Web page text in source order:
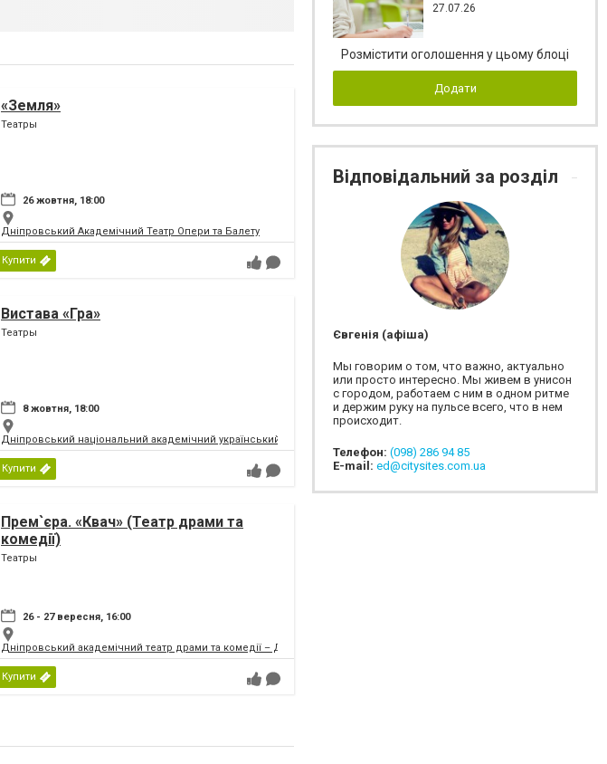
«Земля»
Театры
26 жовтня, 18:00
Дніпровський Академічний Театр Опери та Балету
Купити
Вистава «Гра»
Театры
8 жовтня, 18:00
Дніпровський національний академічний український музично-драматичний театр ім.Т.Г.Шевченка
Купити
Прем`єра. «Квач» (Театр драми та
комедії)
Театры
26 - 27 вересня, 16:00
Дніпровський академічний театр драми та комедії – ДРАМіКОМ
Купити
27.07.26
Розмістити оголошення у цьому блоці
Додати
Відповідальний за розділ
Євгенія (афіша)
Мы говорим о том, что важно, актуально
или просто интересно. Мы живем в унисон
с городом, работаем с ним в одном ритме
и держим руку на пульсе всего, что в нем
происходит.
Телефон: (098) 286 94 85
E-mail: ed@citysites.com.ua